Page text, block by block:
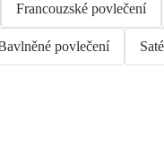
Francouzské povlečení
povlečení